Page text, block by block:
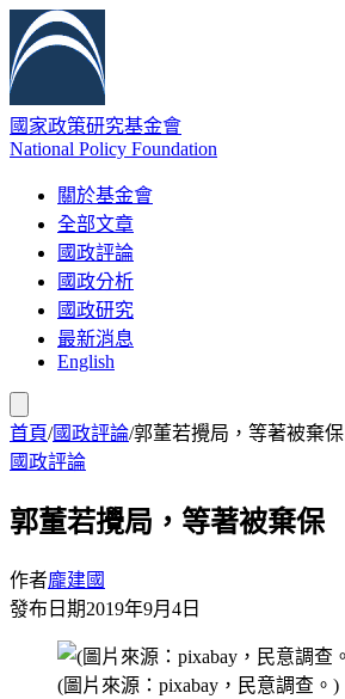
國家政策研究基金會
National Policy Foundation
關於基金會
全部文章
國政評論
國政分析
國政研究
最新消息
English
首頁/國政評論/郭董若攪局，等著被棄保
國政評論
郭董若攪局，等著被棄保
作者龐建國
發布日期2019年9月4日
(圖片來源：pixabay，民意調查。)